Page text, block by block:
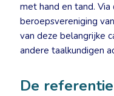
met hand en tand.
beroepsvereniging
van deze belangrijke
andere taalkundigen
De